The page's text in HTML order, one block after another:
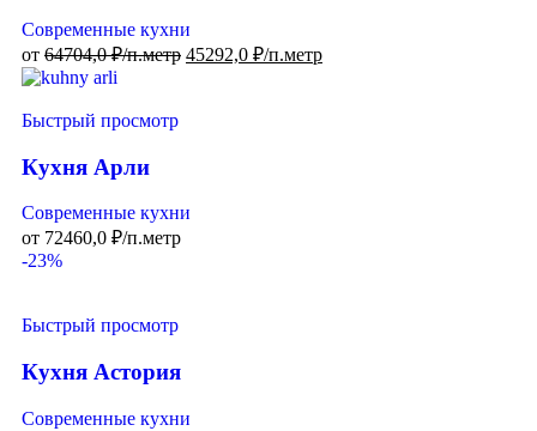
Современные кухни
от 64704,0₽/п.метр 45292,0 ₽/п.метр
Быстрый просмотр
Кухня Арли
Современные кухни
от 72460,0 ₽/п.метр
-23%
Быстрый просмотр
Кухня Астория
Современные кухни